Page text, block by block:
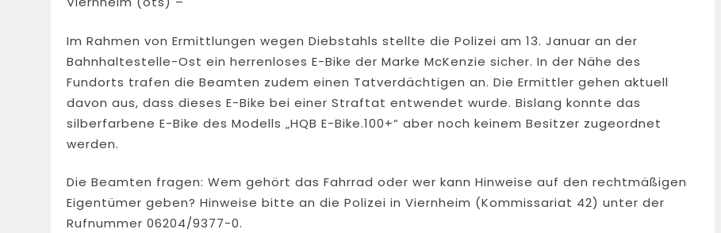
Im Rahmen von Ermittlungen wegen Diebstahls stellte die Polizei am 13. Januar an der
Bahnhaltestelle-Ost ein herrenloses E-Bike der Marke McKenzie sicher. In der Nähe des
Fundorts trafen die Beamten zudem einen Tatverdächtigen an. Die Ermittler gehen aktuell
davon aus, dass dieses E-Bike bei einer Straftat entwendet wurde. Bislang konnte das
silberfarbene E-Bike des Modells „HQB E-Bike.100+“ aber noch keinem Besitzer zugeordnet
werden.
Die Beamten fragen: Wem gehört das Fahrrad oder wer kann Hinweise auf den rechtmäßigen
Eigentümer geben? Hinweise bitte an die Polizei in Viernheim (Kommissariat 42) unter der
Rufnummer 06204/9377-0.